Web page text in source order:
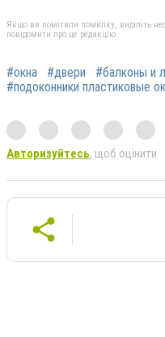
Якщо ви помітили помилку, виділіть
повідомити про це редакцію
#окна #двери
#балконы и
#подоконники пластиковые
Авторизуйтесь, щоб оцінити